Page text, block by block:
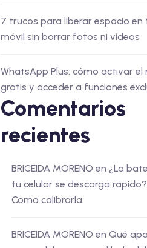
7 trucos para liberar espacio en
móvil sin borrar fotos ni vídeos
WhatsApp Plus: cómo activar el
gratis y acceder a funciones
Comentarios
recientes
BRICEIDA MORENO en ¿La
tu celular se descarga rápido?
Como calibrarla
BRICEIDA MORENO en Qué